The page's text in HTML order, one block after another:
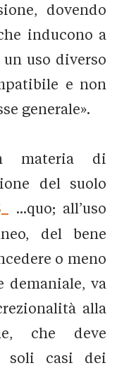
dovendo
inducono a
uso diverso
e non
generale».
materia di
del suolo
...quo; all’uso
del bene
o meno
demaniale, va
alla
che deve
soli casi dei